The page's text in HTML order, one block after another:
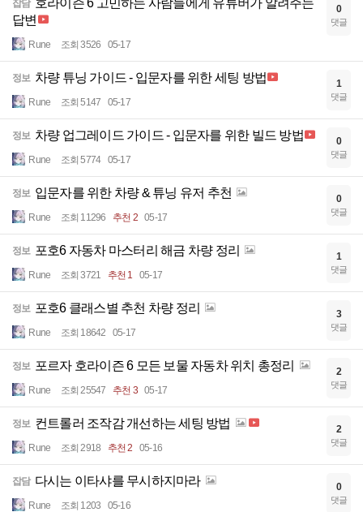
잡담
답변
Rune 조회 3526 05-17
0
댓글
정보 차량 튜닝 가이드 - 입문자를 위한 세팅 방법
Rune 조회 5147 05-17
1
댓글
정보 차량 업그레이드 가이드 - 입문자를 위한 빌드 방법
Rune 조회 5774 05-17
0
댓글
정보 입문자를 위한 차량 & 튜닝 유저 추천
Rune 조회 11296 추천 2 05-17
0
댓글
정보 포호6 자동차 마스터리 해금 차량 정리
Rune 조회 3721 추천 1 05-17
1
댓글
정보 포호6 클래스별 추천 차량 정리
Rune 조회 18642 05-17
3
댓글
정보 포르자 호라이즌 6 모든 보물 자동차 위치 총정리
Rune 조회 25547 추천 3 05-17
2
댓글
정보 컨트롤러 조작감 개선하는 세팅 방법
Rune 조회 2918 추천 2 05-16
2
댓글
잡담 다시는 이타샤를 무시하지마라
Rune 조회 1203 05-16
0
댓글